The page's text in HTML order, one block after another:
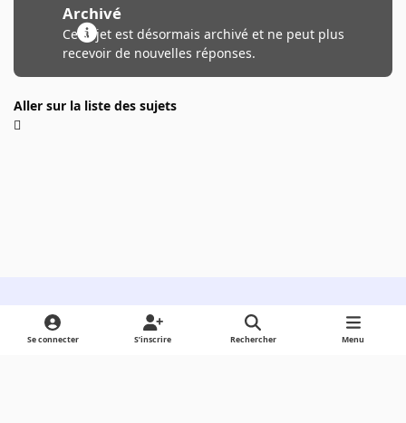
Archivé
Ce sujet est désormais archivé et ne peut plus
recevoir de nouvelles réponses.
Aller sur la liste des sujets
Light ModeDark ModeSystem Preference
Se connecter S’inscrire Rechercher Menu